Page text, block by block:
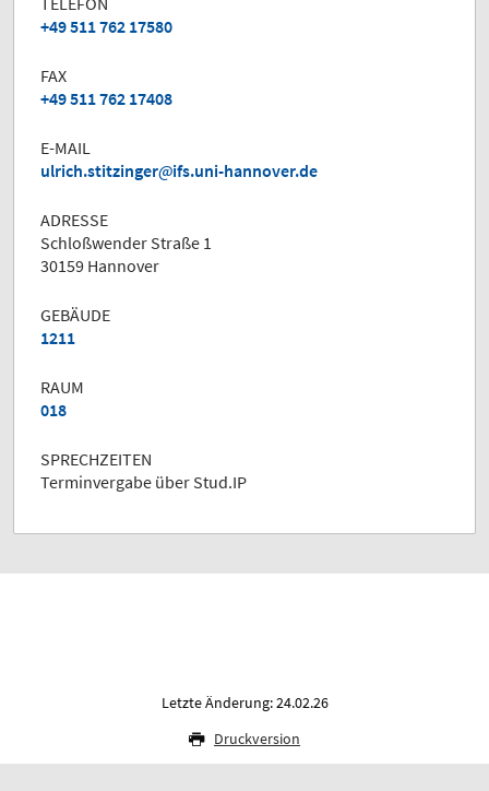
+49 511 762 17580
FAX
+49 511 762 17408
E-MAIL
ulrich.stitzinger
ifs.uni-hannover.de
ADRESSE
Schloßwender Straße 1
30159 Hannover
GEBÄUDE
1211
RAUM
018
SPRECHZEITEN
Terminvergabe über Stud.IP
Letzte Änderung: 24.02.26
Druckversion